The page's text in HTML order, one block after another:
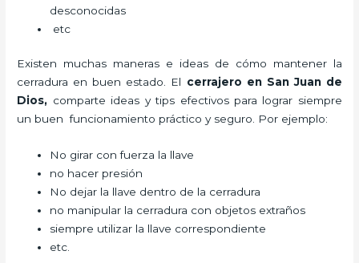
desconocidas
etc
Existen muchas maneras e ideas de cómo mantener la
cerradura en buen estado. El cerrajero en San Juan de
Dios, comparte ideas y tips efectivos para lograr siempre
un buen funcionamiento práctico y seguro. Por ejemplo:
No girar con fuerza la llave
no hacer presión
No dejar la llave dentro de la cerradura
no manipular la cerradura con objetos extraños
siempre utilizar la llave correspondiente
etc.